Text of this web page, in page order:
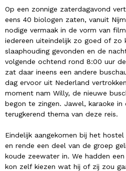
Op een zonnige zaterdagavond
eens 40 biologen zaten, vanuit
nodige vermaak in de vorm van
iedereen uiteindelijk zo goed of zo
slaaphouding gevonden en de
volgende ochtend rond 8:00 uur
zat daar ineens een andere
dag ervoor uit Nederland
moment nam Willy, de nieuwe
begon te zingen. Jawel, karaoke in
terugkerend thema van deze reis.
Eindelijk aangekomen bij het
en rende een deel van de groep
koude zeewater in. We hadden
kon zelf kiezen wat hij of zij zou